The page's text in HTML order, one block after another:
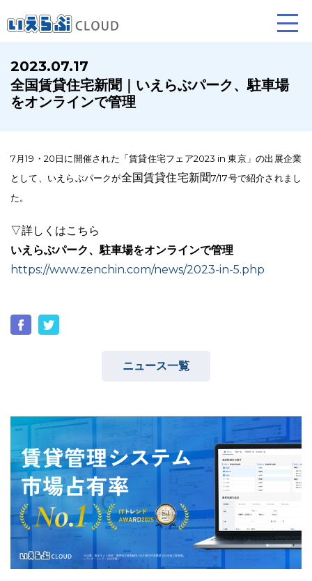
賃貸仲介 売買仲介
ホームページ制作について プラン紹介･制作の流れ
ニュース一覧 資料ダウンロード
2023.07.17
全国賃貸住宅新聞｜いえらぶパーク、駐車場
をオンラインで管理
7月19・20日に開催された「賃貸住宅フェア2023 in 東京」の出展企業
として、いえらぶパークが全国賃貸住宅新聞7/17号で紹介されまし
た。
▽詳しくはこちら
いえらぶパーク、駐車場をオンラインで管理
https://www.zenchin.com/news/2023-in-5.php
ニュース一覧